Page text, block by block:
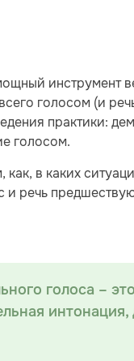
инструмент
голосом (и
практики:
голосом.
как, в каких
речь
голоса –